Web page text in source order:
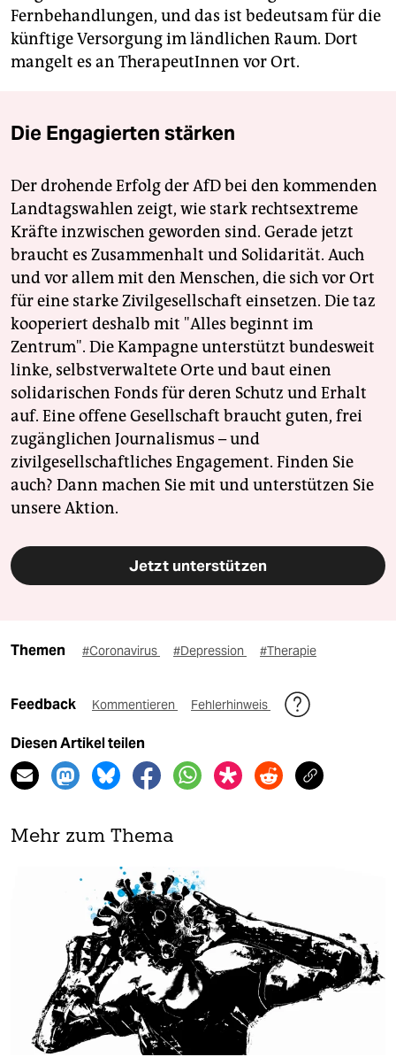
Fernbehandlungen, und das ist bedeutsam für die
künftige Versorgung im ländlichen Raum. Dort
mangelt es an TherapeutInnen vor Ort.
Die Engagierten stärken
Der drohende Erfolg der AfD bei den kommenden
Landtagswahlen zeigt, wie stark rechtsextreme
Kräfte inzwischen geworden sind. Gerade jetzt
braucht es Zusammenhalt und Solidarität. Auch
und vor allem mit den Menschen, die sich vor Ort
für eine starke Zivilgesellschaft einsetzen. Die taz
kooperiert deshalb mit "Alles beginnt im
Zentrum". Die Kampagne unterstützt bundesweit
linke, selbstverwaltete Orte und baut einen
solidarischen Fonds für deren Schutz und Erhalt
auf. Eine offene Gesellschaft braucht guten, frei
zugänglichen Journalismus – und
zivilgesellschaftliches Engagement. Finden Sie
auch? Dann machen Sie mit und unterstützen Sie
unsere Aktion.
Jetzt unterstützen
Themen #Coronavirus #Depression #Therapie
Feedback Kommentieren Fehlerhinweis
Diesen Artikel teilen
Mehr zum Thema